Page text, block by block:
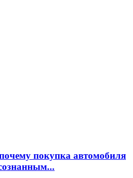
покупка автомобиля